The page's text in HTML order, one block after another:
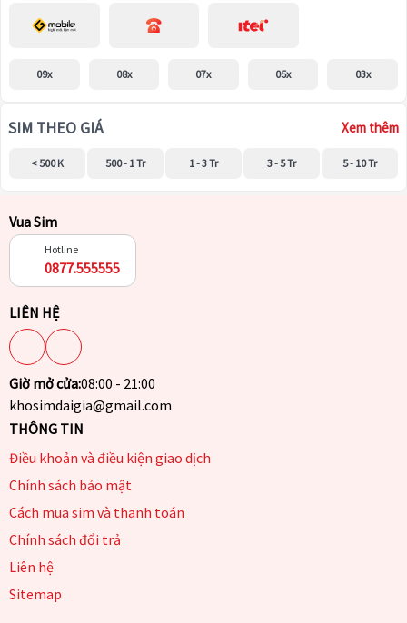
09x 08x 07x 05x 03x
SIM THEO GIÁ Xem thêm
< 500 K 500 - 1 Tr 1 - 3 Tr 3 - 5 Tr 5 - 10 Tr
Vua Sim
Hotline
0877.555555
LIÊN HỆ
Giờ mở cửa:08:00 - 21:00
khosimdaigia@gmail.com
THÔNG TIN
Điều khoản và điều kiện giao dịch
Chính sách bảo mật
Cách mua sim và thanh toán
Chính sách đổi trả
Liên hệ
Sitemap